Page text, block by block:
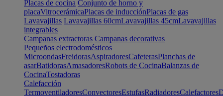
Placas de cocina Conjunto de horno y
placaVitrocerámicaPlacas de inducciónPlacas de gas
Lavavajillas Lavavajillas 60cmLavavajillas 45cmLavavajillas
integrables
Campanas extractoras Campanas decorativas
Pequeños electrodomésticos
MicroondasFreidorasAspiradoresCafeterasPlanchas de
asarBatidorasAmasadoresRobots de CocinaBalanzas de
CocinaTostadoras
Calefacción
TermoventiladoresConvectoresEstufasRadiadoresCalefactores